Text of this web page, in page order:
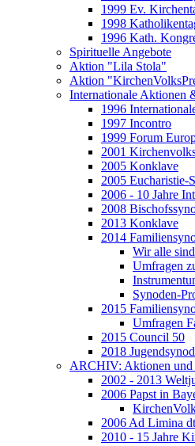
1999 Ev.
1998
1996 Kath.
Spirituelle Angebote
Aktion "Lila Stola"
Aktion
Internationale Aktionen
1996
1997 Incontro
1999 Forum
2001
2005 Konklave
2005 Eucharistie-
2006 - 10 Jahre
2008
2013 Konklave
2014
Wir alle
Umfragen
Synoden-
2015
Umfragen
2015 Council 50
2018
ARCHIV: Aktionen und
2002 - 2013
2006 Papst in
2006 Ad Limina
2010 - 15 Jahre